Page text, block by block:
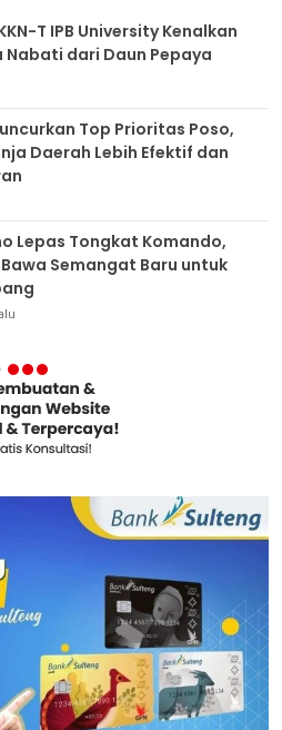
T IPB University Kenalkan
dari Daun Pepaya
Top Prioritas Poso,
Daerah Lebih Efektif dan
Lepas Tongkat Komando,
Bawa Semangat Baru untuk